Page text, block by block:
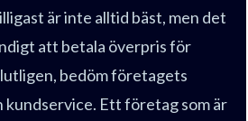
är inte alltid bäst, men det
att betala överpris för
bedöm företagets
kundservice. Ett företag som är